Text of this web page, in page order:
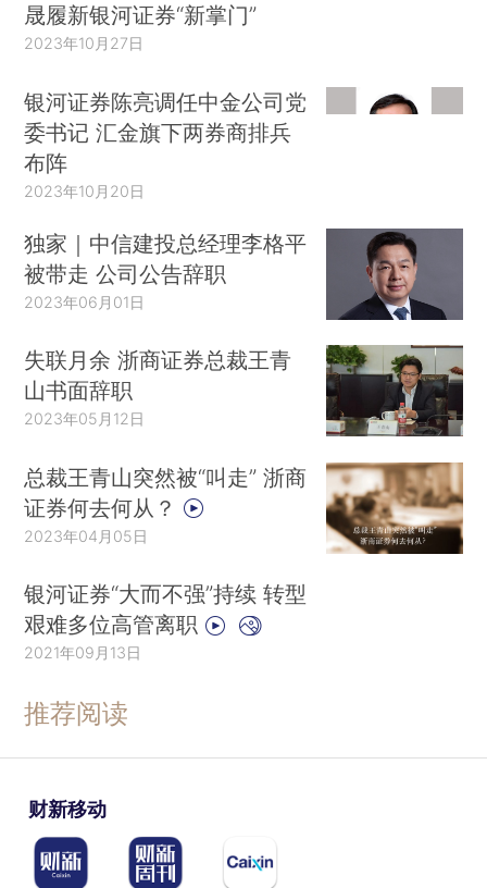
晟履新银河证券“新掌门”
2023年10月27日
银河证券陈亮调任中金公司党
委书记 汇金旗下两券商排兵
布阵
2023年10月20日
独家｜中信建投总经理李格平
被带走 公司公告辞职
2023年06月01日
失联月余 浙商证券总裁王青
山书面辞职
2023年05月12日
总裁王青山突然被“叫走” 浙商
证券何去何从？
2023年04月05日
银河证券“大而不强”持续 转型
艰难多位高管离职
2021年09月13日
推荐阅读
财新移动